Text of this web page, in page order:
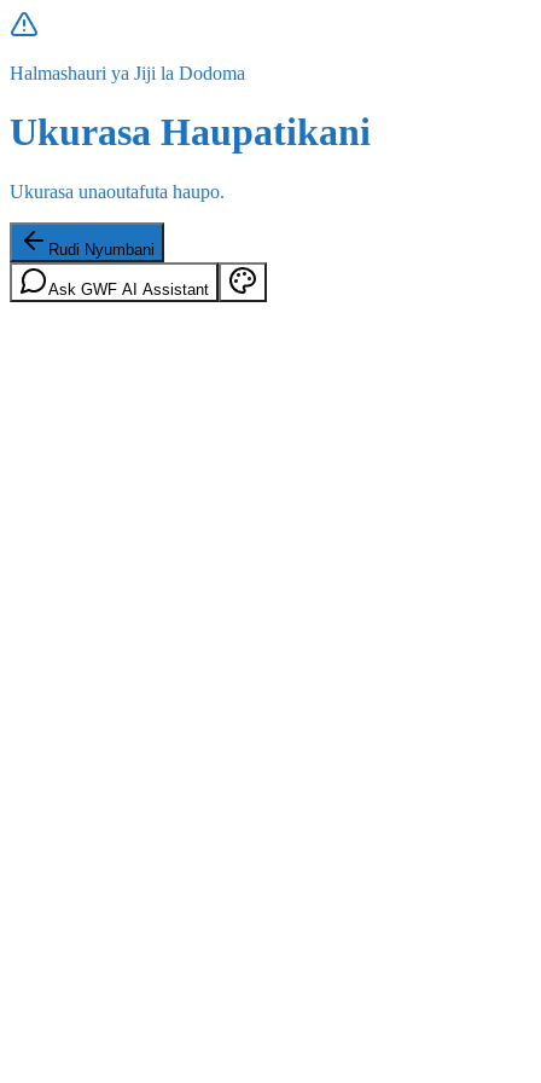
Halmashauri ya Jiji la Dodoma
Ukurasa Haupatikani
Ukurasa unaoutafuta haupo.
Rudi Nyumbani
Ask GWF AI Assistant